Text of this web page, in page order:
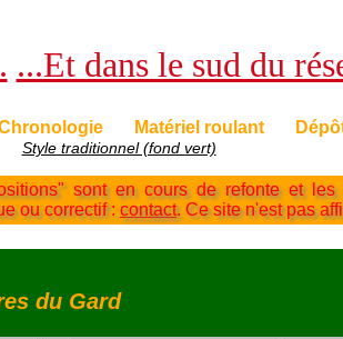
...Et dans le sud du
Matériel roulant
Style traditionnel (fond vert)
sont en cours de refonte et
ou correctif : contact. Ce site n'est pas
du Gard